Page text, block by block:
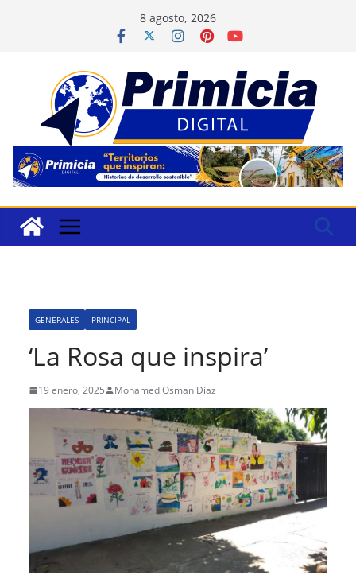
8 agosto, 2026
GENERALES PRINCIPAL
‘La Rosa que inspira’
19 enero, 2025 Mohamed Osman Díaz